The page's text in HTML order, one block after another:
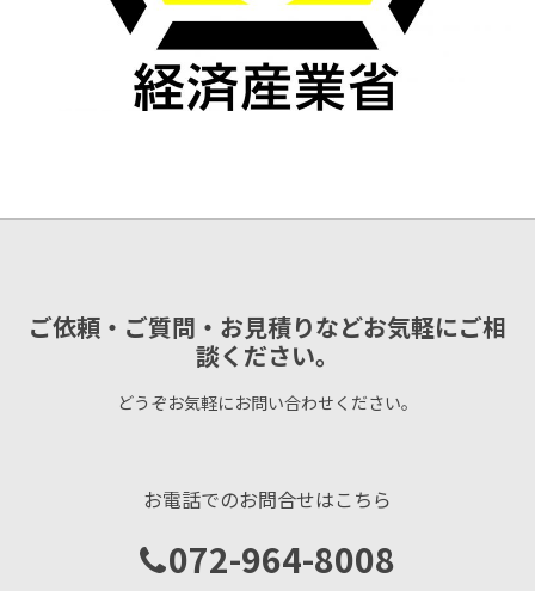
ご依頼・ご質問・お見積りなどお気軽にご相
談ください。
どうぞお気軽にお問い合わせください。
お電話でのお問合せはこちら
072-964-8008